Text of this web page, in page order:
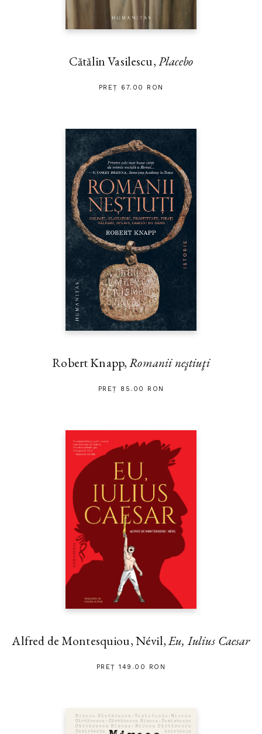
Cătălin Vasilescu,Placebo
PREȚ 67.00 RON
Robert Knapp,Romanii neştiuţi
PREȚ 85.00 RON
Alfred de Montesquiou, Névil,Eu, Iulius Caesar
PREȚ 149.00 RON